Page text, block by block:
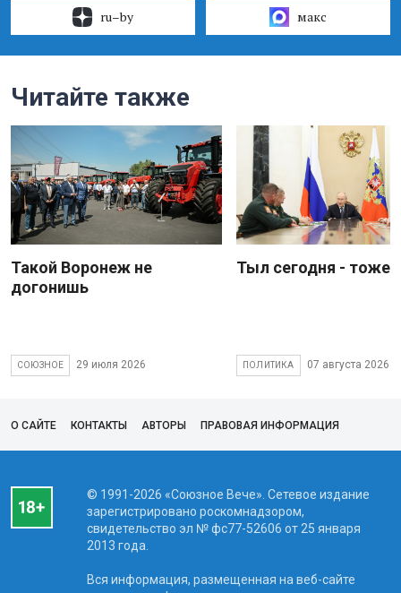
ru–by макс
Читайте также
Такой Воронеж не
догонишь
СОЮЗНОЕ 29 июля 2026
Тыл сегодня - тоже
ПОЛИТИКА 07 августа 2026
О САЙТЕ КОНТАКТЫ АВТОРЫ ПРАВОВАЯ ИНФОРМАЦИЯ
© 1991-2026 «Союзное Вече». Сетевое издание
зарегистрировано роскомнадзором,
свидетельство эл № фc77-52606 от 25 января
2013 года.
Вся информация, размещенная на веб-сайте